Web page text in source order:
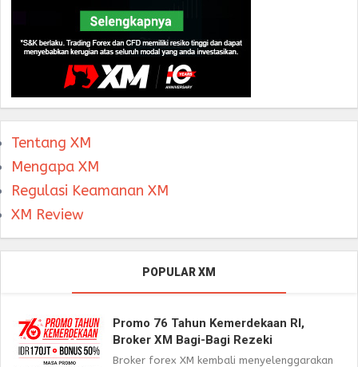
Tentang XM
Mengapa XM
Regulasi Keamanan XM
XM Review
POPULAR XM
Promo 76 Tahun Kemerdekaan RI,
Broker XM Bagi-Bagi Rezeki
Broker forex XM kembali menyelenggarakan